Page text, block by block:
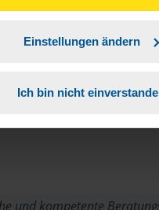
Einstellungen ändern
Ich bin nicht
und kompetente